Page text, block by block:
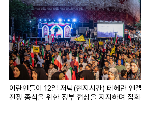
이란인들이 12일 저녁(현지시간) 테헤란 엔
전쟁 종식을 위한 정부 협상을 지지하며 집